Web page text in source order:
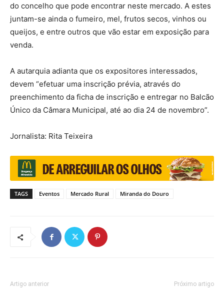
do concelho que pode encontrar neste mercado. A estes
juntam-se ainda o fumeiro, mel, frutos secos, vinhos ou
queijos, e entre outros que vão estar em exposição para
venda.
A autarquia adianta que os expositores interessados,
devem “efetuar uma inscrição prévia, através do
preenchimento da ficha de inscrição e entregar no Balcão
Único da Câmara Municipal, até ao dia 24 de novembro”.
Jornalista: Rita Teixeira
TAGS Eventos Mercado Rural Miranda do Douro
Artigo anterior Próximo artigo